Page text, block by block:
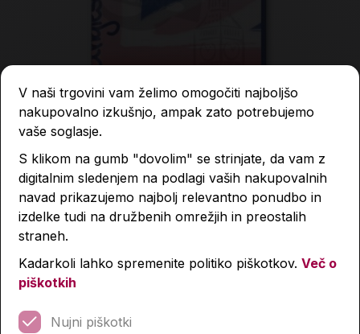
Zvezek, TakoLahko Angleščina 2, A4, 40-listni, črte 9
mm
2,80 €
V naši trgovini vam želimo omogočiti najboljšo
nakupovalno izkušnjo, ampak zato potrebujemo
vaše soglasje.
S klikom na gumb "dovolim" se strinjate, da vam z
digitalnim sledenjem na podlagi vaših nakupovalnih
navad prikazujemo najbolj relevantno ponudbo in
izdelke tudi na družbenih omrežjih in preostalih
straneh.
Kadarkoli lahko spremenite politiko piškotkov. Več o
piškotkih
Nujni piškotki